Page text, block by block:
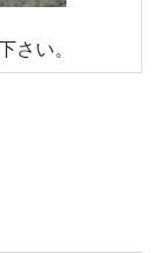
さい。